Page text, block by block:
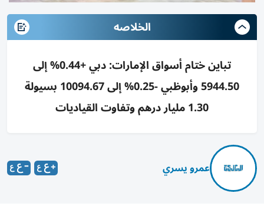
الخلاصه
تباين ختام أسواق الإمارات: دبي +0.44% إلى
5944.50 وأبوظبي -0.25% إلى 10094.67 بسيولة
1.30 مليار درهم وتفاوت القياديات
عمرو يسري